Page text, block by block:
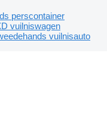
perscontainer
vuilniswagen
vuilnisauto